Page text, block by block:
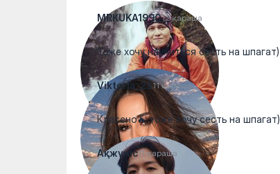
MRKUKA199012 қараша
Тоже хочу научиться сесть на шпагат)
Viktoria_2511 қараша
Классно🔥 тоже хочу сесть на шпагат)
Ақжүніс11 қараша